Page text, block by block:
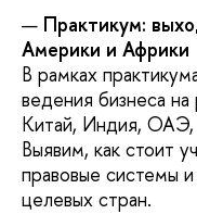
Практикум:
Америки и Африки
В рамках
ведения бизнеса
Китай, Индия, ОАЭ,
Выявим, как стоит
правовые системы
целевых стран.